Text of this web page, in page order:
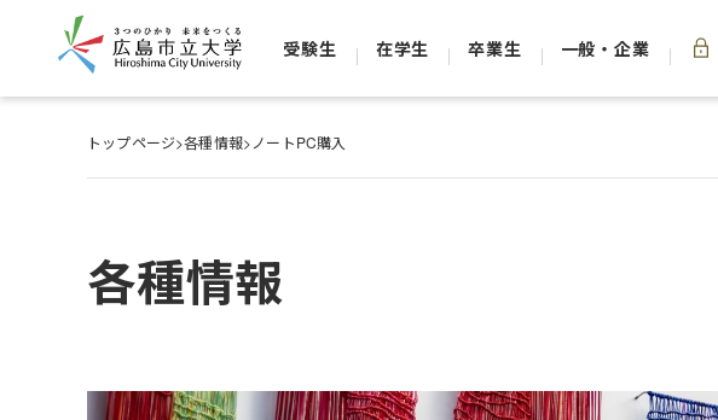
受験生 在学生 卒業生 一般・企業
トップページ>各種情報> ノートPC購入
各種情報